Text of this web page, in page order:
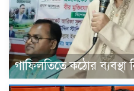
গাফিলতিতে কঠোর ব্যবস্থা